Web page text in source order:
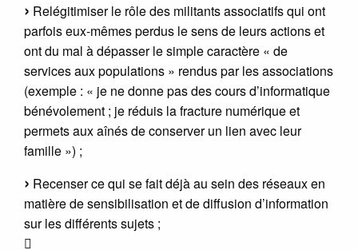
Relégitimiser le rôle des militants associatifs qui ont
parfois eux-mêmes perdus le sens de leurs actions et
ont du mal à dépasser le simple caractère « de
services aux populations » rendus par les associations
(exemple : « je ne donne pas des cours d’informatique
bénévolement ; je réduis la fracture numérique et
permets aux aînés de conserver un lien avec leur
famille ») ;
Recenser ce qui se fait déjà au sein des réseaux en
matière de sensibilisation et de diffusion d’information
sur les différents sujets ;
